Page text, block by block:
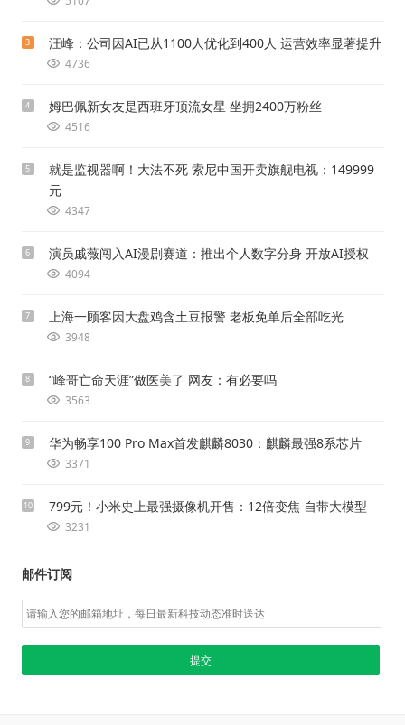
3 汪峰：公司因AI已从1100人优化到400人 运营效率显著提升
4736
4 姆巴佩新女友是西班牙顶流女星 坐拥2400万粉丝
4516
5
就是监视器啊！大法不死 索尼中国开卖旗舰电视：149999
元
4347
6 演员戚薇闯入AI漫剧赛道：推出个人数字分身 开放AI授权
4094
7 上海一顾客因大盘鸡含土豆报警 老板免单后全部吃光
3948
8 “峰哥亡命天涯”做医美了 网友：有必要吗
3563
9 华为畅享100 Pro Max首发麒麟8030：麒麟最强8系芯片
3371
10 799元！小米史上最强摄像机开售：12倍变焦 自带大模型
3231
邮件订阅